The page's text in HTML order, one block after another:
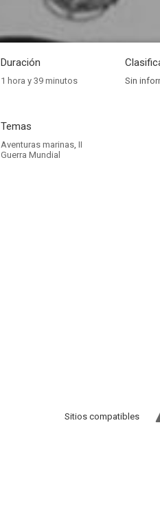
Duración
1 hora y 39 minutos Sin
Temas
Aventuras marinas, II
Guerra Mundial
Sitios compatibles